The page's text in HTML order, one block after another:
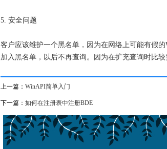
5. 安全问题
客户应该维护一个黑名单，因为在网络上可能有假
加入黑名单，以后不再查询。因为在扩充查询时比
上一篇： WinAPI简单入门
下一篇： 如何在注册表中注册BDE